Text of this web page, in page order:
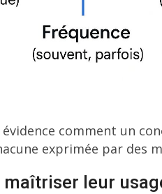
comment un
exprimée par des
leur